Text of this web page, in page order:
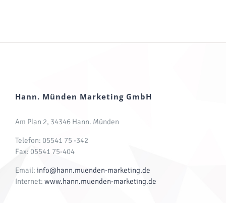
Hann. Münden Marketing GmbH
Am Plan 2, 34346 Hann. Münden
Telefon: 05541 75 -342
Fax: 05541 75-404
Email: info@hann.muenden-marketing.de
Internet: www.hann.muenden-marketing.de